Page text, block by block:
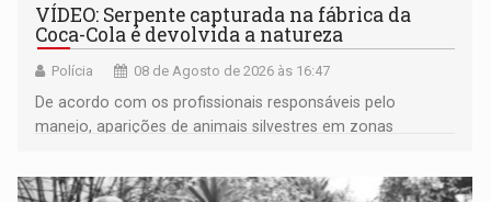
VÍDEO: Serpente capturada na fábrica da
Coca-Cola é devolvida a natureza
Polícia 08 de Agosto de 2026 às 16:47
De acordo com os profissionais responsáveis pelo
manejo, aparições de animais silvestres em zonas